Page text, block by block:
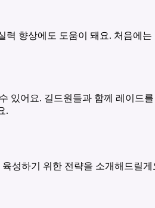
력 향상에도 도움이 돼요. 처음에
있어요. 길드원들과 함께 레이드
.
성하기 위한 전략을 소개해드릴게